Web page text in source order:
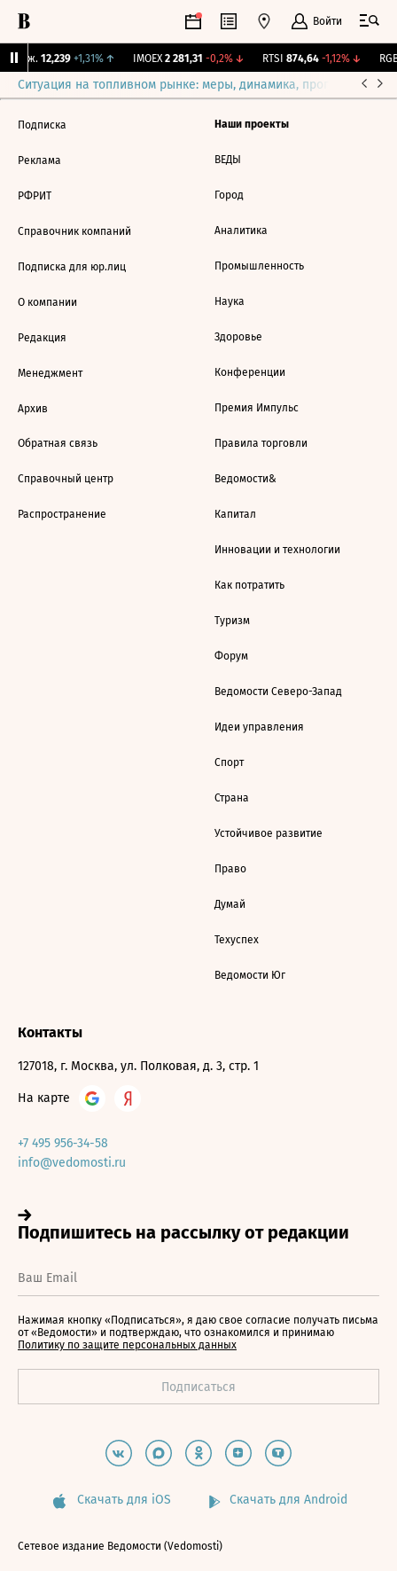
Войти
Бирж. 12,239 +1,31%↑ IMOEX 2 281,31 -0,2%↓ RTSI 874,64 -1,12%↓ RGBI
Ситуация на топливном рынке: меры, динамика, прогнозы
Подписка
Реклама
РФРИТ
Справочник компаний
Подписка для юр.лиц
О компании
Редакция
Менеджмент
Архив
Обратная связь
Справочный центр
Распространение
Наши проекты
ВЕДЫ
Город
Аналитика
Промышленность
Наука
Здоровье
Конференции
Премия Импульс
Правила торговли
Ведомости&
Капитал
Инновации и технологии
Как потратить
Туризм
Форум
Ведомости Северо-Запад
Идеи управления
Спорт
Страна
Устойчивое развитие
Право
Думай
Техуспех
Ведомости Юг
Контакты
127018, г. Москва, ул. Полковая, д. 3, стр. 1
На карте
+7 495 956-34-58
info@vedomosti.ru
Нажимая кнопку «Подписаться», я даю свое согласие получать письма
от «Ведомости» и подтверждаю, что ознакомился и принимаю
Политику по защите персональных данных
Скачать для iOS Скачать для Android
Сетевое издание Ведомости (Vedomosti)